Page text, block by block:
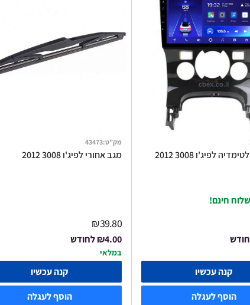
לפיג'ו 3008 2012
חינם!
קנה עכשיו
הוסף לעגלה
מק"ט:
43473
מגב אחורי לפיג'ו 3008 2012
₪39.80
₪4.00לחודש
במלאי
קנה עכשיו
הוסף לעגלה